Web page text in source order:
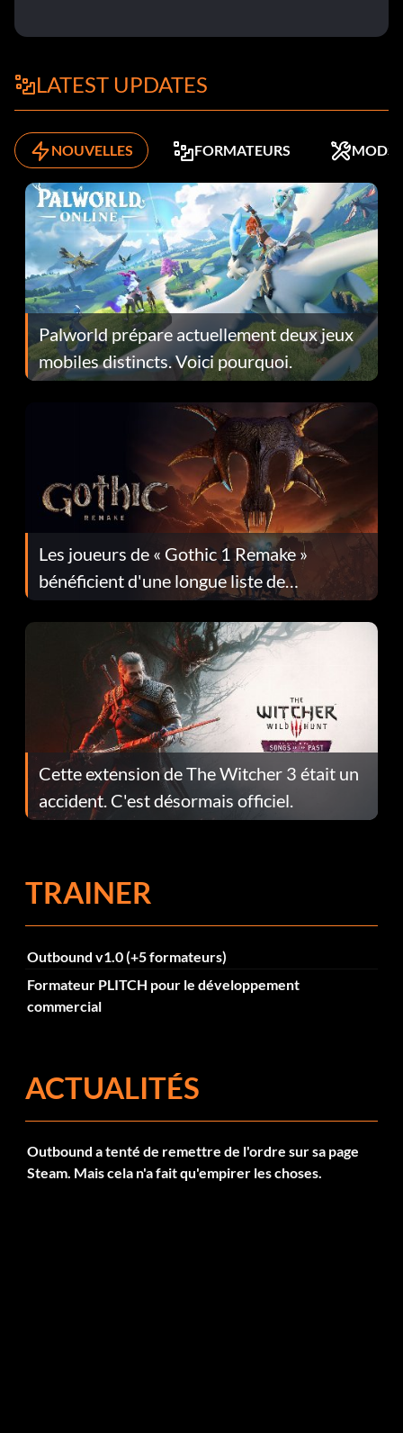
LATEST UPDATES
NOUVELLES FORMATEURS MODS
Palworld prépare actuellement deux jeux
mobiles distincts. Voici pourquoi.
Les joueurs de « Gothic 1 Remake »
bénéficient d'une longue liste de
corrections dans la mise à jour 1.0.4
Cette extension de The Witcher 3 était un
accident. C'est désormais officiel.
TRAINER
Outbound v1.0 (+5 formateurs)
Formateur PLITCH pour le développement
commercial
ACTUALITÉS
Outbound a tenté de remettre de l'ordre sur sa page
Steam. Mais cela n'a fait qu'empirer les choses.